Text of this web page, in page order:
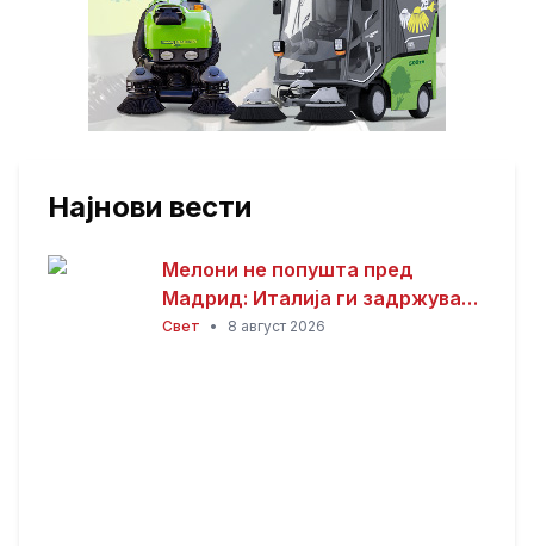
Најнови вести
Мелони не попушта пред
Мадрид: Италија ги задржува
контролите со Шпанија
Свет • 8 август 2026